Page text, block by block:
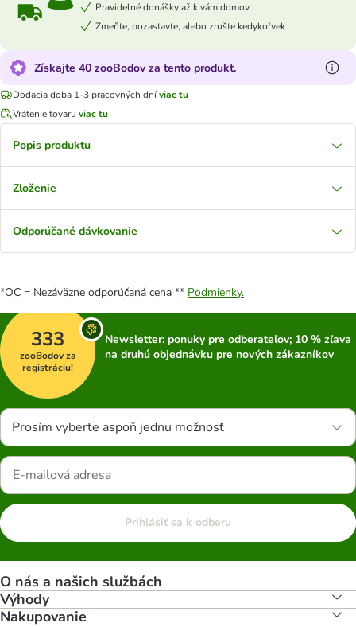
Pravidelné donášky až k vám domov
Zmeňte, pozastavte, alebo zrušte kedykoľvek
Získajte 40 zooBodov za tento produkt.
Dodacia doba 1-3 pracovných dníviac tu
Vrátenie tovaru viac tu
Popis produktu
Zloženie
Odporúčané dávkovanie
*OC = Nezáväzne odporúčaná cena ** Podmienky.
333
zooBodov za
registráciu!
Newsletter: ponuky pre odberateľov; 10 % zľava
na druhú objednávku pre nových zákazníkov
Prosím vyberte aspoň jednu možnosť
Prihlásiť sa k odberu
O nás a našich službách
Výhody
Nakupovanie